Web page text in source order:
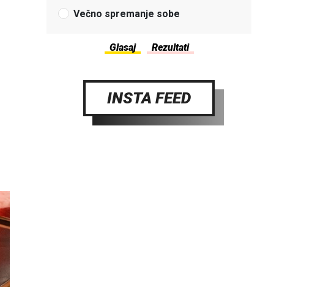
Večno spremanje sobe
INSTA FEED